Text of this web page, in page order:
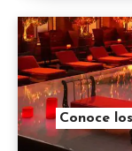
Conoce